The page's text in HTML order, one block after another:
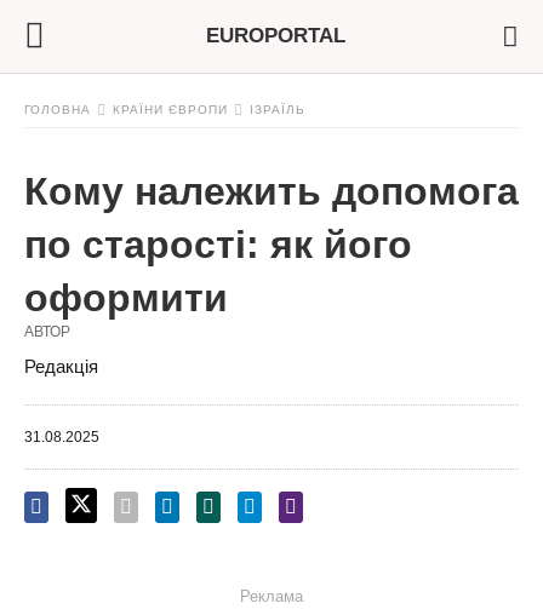
EUROPORTAL
ГОЛОВНА КРАЇНИ ЄВРОПИ ІЗРАЇЛЬ
Кому належить допомога
по старості: як його
оформити
АВТОР
Редакція
31.08.2025
Реклама